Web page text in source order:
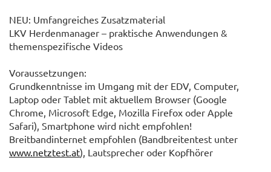
NEU: Umfangreiches Zusatzmaterial
LKV Herdenmanager – praktische Anwendungen &
themenspezifische Videos
Voraussetzungen:
Grundkenntnisse im Umgang mit der EDV, Computer,
Laptop oder Tablet mit aktuellem Browser (Google
Chrome, Microsoft Edge, Mozilla Firefox oder Apple
Safari), Smartphone wird nicht empfohlen!
Breitbandinternet empfohlen (Bandbreitentest unter
www.netztest.at), Lautsprecher oder Kopfhörer